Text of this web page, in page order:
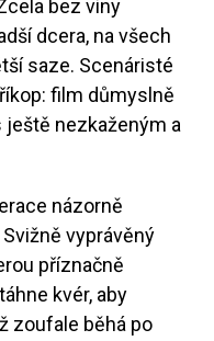
bez viny
dcera, na všech
saze. Scenáristé
film důmyslně
nezkaženým a
názorně
vyprávěný
příznačně
kvér, aby
zoufale běhá po